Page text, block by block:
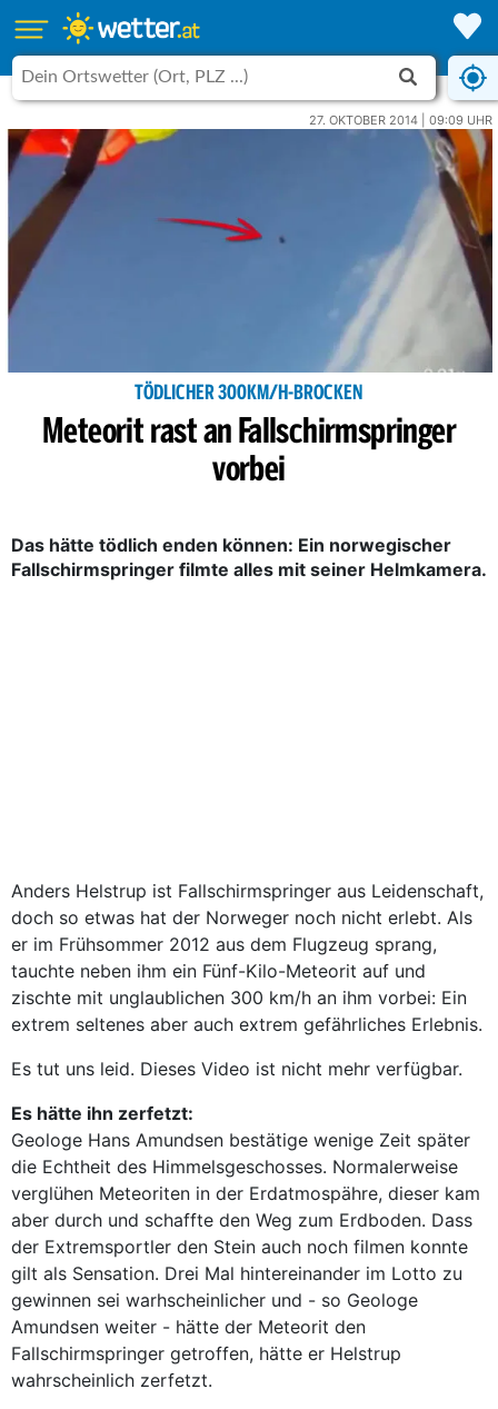
27. OKTOBER 2014 | 09:09 UHR
TÖDLICHER 300KM/H-BROCKEN
Meteorit rast an Fallschirmspringer
vorbei
Das hätte tödlich enden können: Ein norwegischer
Fallschirmspringer filmte alles mit seiner Helmkamera.
Anders Helstrup ist Fallschirmspringer aus Leidenschaft,
doch so etwas hat der Norweger noch nicht erlebt. Als
er im Frühsommer 2012 aus dem Flugzeug sprang,
tauchte neben ihm ein Fünf-Kilo-Meteorit auf und
zischte mit unglaublichen 300 km/h an ihm vorbei: Ein
extrem seltenes aber auch extrem gefährliches Erlebnis.
Es tut uns leid. Dieses Video ist nicht mehr verfügbar.
Es hätte ihn zerfetzt:
Geologe Hans Amundsen bestätige wenige Zeit später
die Echtheit des Himmelsgeschosses. Normalerweise
verglühen Meteoriten in der Erdatmospähre, dieser kam
aber durch und schaffte den Weg zum Erdboden. Dass
der Extremsportler den Stein auch noch filmen konnte
gilt als Sensation. Drei Mal hintereinander im Lotto zu
gewinnen sei warhscheinlicher und - so Geologe
Amundsen weiter - hätte der Meteorit den
Fallschirmspringer getroffen, hätte er Helstrup
wahrscheinlich zerfetzt.